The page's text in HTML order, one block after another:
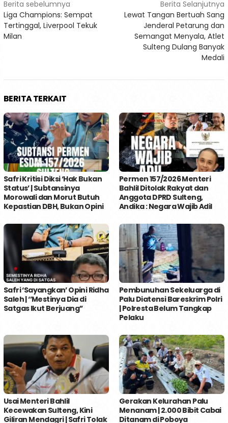
Navigasi
pos
Berita sebelumnya
Liga Champions: Sempat
Tertinggal, Liverpool Tekuk
Milan
Berita Selanjutnya
Lewat Tangan Bertuah Sang
Jenderal Petarung dan
Semangat Menyala, Atlet
Sulteng Dulang Banyak
Medali
BERITA TERKAIT
Safri Kritisi Diksi ‘Hak Bukan
Status’ | Subtansinya
Morowali dan Morut Butuh
Kepastian DBH, Bukan Opini
Permen 157/2026 Menteri
Bahlil Ditolak Rakyat dan
Anggota DPRD Sulteng,
Andika : Negara Wajib Adil
Safri ‘Sayangkan’ Opini Ridha
Saleh | ‘’Mestinya Dia di
Satgas Ikut Berjuang’’
Pembunuhan Sekeluarga di
Palu Diatensi Bareskrim Polri
| Polresta Belum Tangkap
Pelaku
Usai Menteri Bahlil
Kecewakan Sulteng, Kini
Giliran Mendagri | Safri Tolak
Gerakan Kelurahan Palu
Menanam | 2.000 Bibit Cabai
Ditanam di Poboya